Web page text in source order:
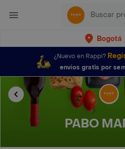
Bogotá
¿Nuevo en Rappi?
envíos gratis por
PABO